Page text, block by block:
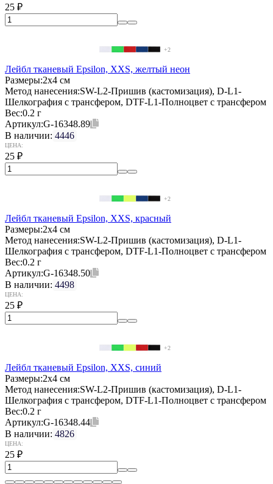
25 ₽
+2
Лейбл тканевый Epsilon, XXS, желтый неон
Размеры:2х4 см
Метод нанесения:SW-L2-Пришив (кастомизация), D-L1-
Шелкография с трансфером, DTF-L1-Полноцвет с трансфером
Вес:0.2 г
Артикул:G-16348.89
В наличии: 4446
ЦЕНА:
25 ₽
+2
Лейбл тканевый Epsilon, XXS, красный
Размеры:2х4 см
Метод нанесения:SW-L2-Пришив (кастомизация), D-L1-
Шелкография с трансфером, DTF-L1-Полноцвет с трансфером
Вес:0.2 г
Артикул:G-16348.50
В наличии: 4498
ЦЕНА:
25 ₽
+2
Лейбл тканевый Epsilon, XXS, синий
Размеры:2х4 см
Метод нанесения:SW-L2-Пришив (кастомизация), D-L1-
Шелкография с трансфером, DTF-L1-Полноцвет с трансфером
Вес:0.2 г
Артикул:G-16348.44
В наличии: 4826
ЦЕНА:
25 ₽